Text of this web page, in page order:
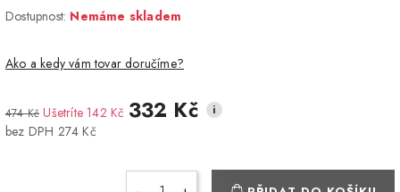
Dostupnost: Nemáme skladem
Ako a kedy vám tovar doručíme?
DPD Home - doručenie
na adresu
2-3 dny
474 Kč Ušetríte 142 Kč 332 Kč i
bez DPH 274 Kč